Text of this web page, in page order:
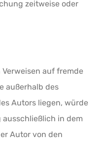
zeitweise oder
auf fremde
außerhalb des
Autors liegen, würde
in dem
Autor von den